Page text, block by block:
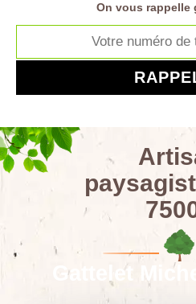
Gattelet
On vous rappelle